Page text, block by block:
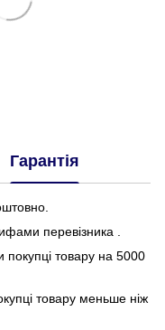
Гарантія
перевізника .
товару на 5000
меньше ніж